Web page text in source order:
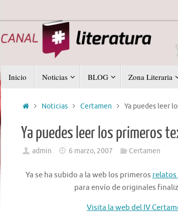
al
contenido
Inicio Noticias BLOG Zona Literaria
InicioNoticias Certamen Ya puedes leer
Ya puedes leer los primeros
admin 6 marzo, 2007 Certamen
Ya se ha subido a la web los primeros relatos
para envío de originales
Visita la web del IV